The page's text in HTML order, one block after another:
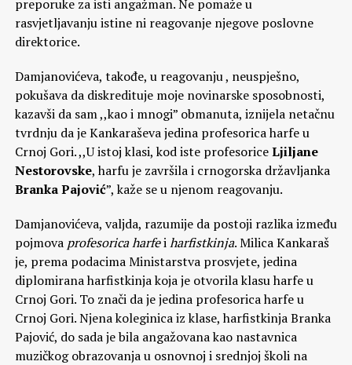
preporuke za isti angažman. Ne pomaže u
rasvjetljavanju istine ni reagovanje njegove poslovne
direktorice.
Damjanovićeva, takođe, u reagovanju , neuspješno,
pokušava da diskredituje moje novinarske sposobnosti,
kazavši da sam ,,kao i mnogi” obmanuta, iznijela netačnu
tvrdnju da je Kankaraševa jedina profesorica harfe u
Crnoj Gori. ,,U istoj klasi, kod iste profesoriceLjiljane
Nestorovske, harfu je završila i crnogorska državljanka
Branka Pajović”, kaže se u njenom reagovanju.
Damjanovićeva, valjda, razumije da postoji razlika između
pojmova profesorica harfeiharfistkinja. Milica Kankaraš
je, prema podacima Ministarstva prosvjete, jedina
diplomirana harfistkinja koja je otvorila klasu harfe u
Crnoj Gori. To znači da je jedina profesorica harfe u
Crnoj Gori. Njena koleginica iz klase, harfistkinja Branka
Pajović, do sada je bila angažovana kao nastavnica
muzičkog obrazovanja u osnovnoj i srednjoj školi na